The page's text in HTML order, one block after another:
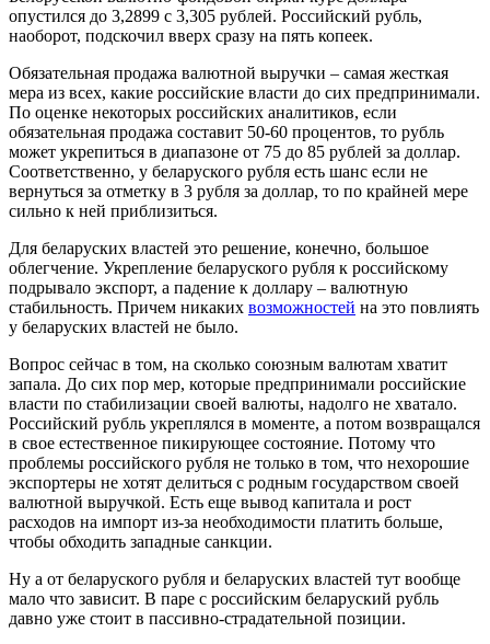
опустился до 3,2899 с 3,305 рублей. Российский рубль,
наоборот, подскочил вверх сразу на пять копеек.
Обязательная продажа валютной выручки – самая жесткая
мера из всех, какие российские власти до сих предпринимали.
По оценке некоторых российских аналитиков, если
обязательная продажа составит 50-60 процентов, то рубль
может укрепиться в диапазоне от 75 до 85 рублей за доллар.
Соответственно, у беларуского рубля есть шанс если не
вернуться за отметку в 3 рубля за доллар, то по крайней мере
сильно к ней приблизиться.
Для беларуских властей это решение, конечно, большое
облегчение. Укрепление беларуского рубля к российскому
подрывало экспорт, а падение к доллару – валютную
стабильность. Причем никаких возможностей на это повлиять
у беларуских властей не было.
Вопрос сейчас в том, на сколько союзным валютам хватит
запала. До сих пор мер, которые предпринимали российские
власти по стабилизации своей валюты, надолго не хватало.
Российский рубль укреплялся в моменте, а потом возвращался
в свое естественное пикирующее состояние. Потому что
проблемы российского рубля не только в том, что нехорошие
экспортеры не хотят делиться с родным государством своей
валютной выручкой. Есть еще вывод капитала и рост
расходов на импорт из-за необходимости платить больше,
чтобы обходить западные санкции.
Ну а от беларуского рубля и беларуских властей тут вообще
мало что зависит. В паре с российским беларуский рубль
давно уже стоит в пассивно-страдательной позиции.